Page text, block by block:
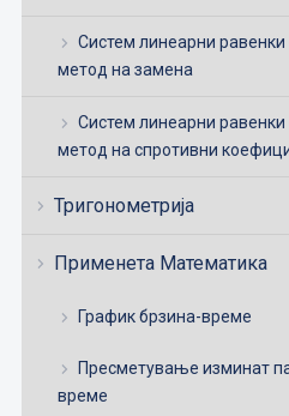
Систем линеарни
метод на замена
Систем линеарни
метод на спротивни
Тригонометрија
Применета Математика
График брзина-време
Пресметување изминат
време